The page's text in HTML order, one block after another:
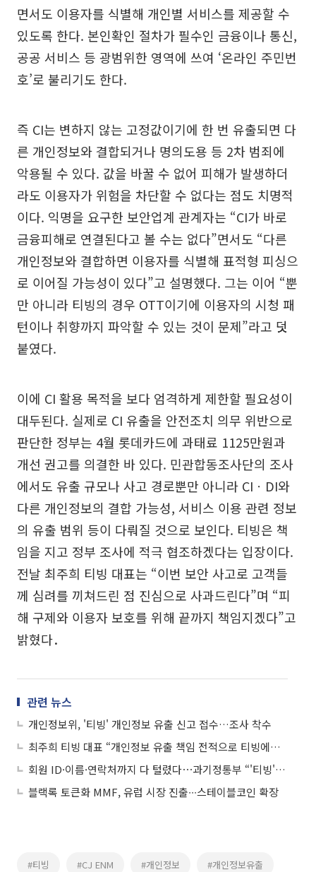
면서도 이용자를 식별해 개인별 서비스를 제공할 수
있도록 한다. 본인확인 절차가 필수인 금융이나 통신,
공공 서비스 등 광범위한 영역에 쓰여 ‘온라인 주민번
호’로 불리기도 한다.
즉 CI는 변하지 않는 고정값이기에 한 번 유출되면 다
른 개인정보와 결합되거나 명의도용 등 2차 범죄에
악용될 수 있다. 값을 바꿀 수 없어 피해가 발생하더
라도 이용자가 위험을 차단할 수 없다는 점도 치명적
이다. 익명을 요구한 보안업계 관계자는 “CI가 바로
금융피해로 연결된다고 볼 수는 없다”면서도 “다른
개인정보와 결합하면 이용자를 식별해 표적형 피싱으
로 이어질 가능성이 있다”고 설명했다. 그는 이어 “뿐
만 아니라 티빙의 경우 OTT이기에 이용자의 시청 패
턴이나 취향까지 파악할 수 있는 것이 문제”라고 덧
붙였다.
이에 CI 활용 목적을 보다 엄격하게 제한할 필요성이
대두된다. 실제로 CI 유출을 안전조치 의무 위반으로
판단한 정부는 4월 롯데카드에 과태료 1125만원과
개선 권고를 의결한 바 있다. 민관합동조사단의 조사
에서도 유출 규모나 사고 경로뿐만 아니라 CIㆍDI와
다른 개인정보의 결합 가능성, 서비스 이용 관련 정보
의 유출 범위 등이 다뤄질 것으로 보인다. 티빙은 책
임을 지고 정부 조사에 적극 협조하겠다는 입장이다.
전날 최주희 티빙 대표는 “이번 보안 사고로 고객들
께 심려를 끼쳐드린 점 진심으로 사과드린다”며 “피
해 구제와 이용자 보호를 위해 끝까지 책임지겠다”고
밝혔다．
관련 뉴스
개인정보위, '티빙' 개인정보 유출 신고 접수…조사 착수
최주희 티빙 대표 “개인정보 유출 책임 전적으로 티빙에⋯피해 구제 개별 안내”
회원 ID·이름·연락처까지 다 털렸다⋯과기정통부 “'티빙' 개인정보 유출 조사 착수”
블랙록 토큰화 MMF, 유럽 시장 진출∙∙∙스테이블코인 확장
#티빙 #CJ ENM #개인정보 #개인정보유출